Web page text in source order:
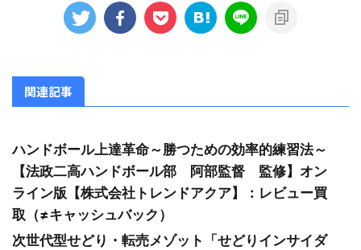
関連記事
ハンドボール上達革命～勝つための効率的練習法～
【法政二高ハンドボール部 阿部監督 監修】オン
ライン版【株式会社トレンドアクア】：レビュー買
取（≠キャッシュバック）
次世代型せどり・転売メゾット「せどりインサイダ